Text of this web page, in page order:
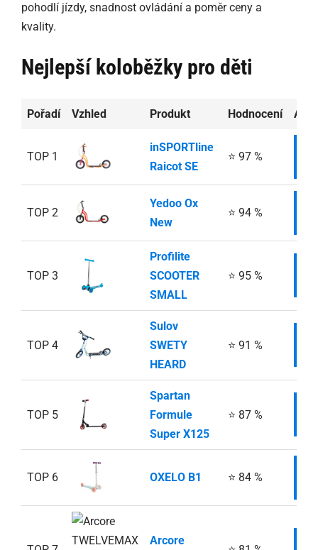
pohodlí jízdy, snadnost ovládání a poměr ceny a
kvality.
Nejlepší koloběžky pro děti
Pořadí Vzhled Produkt Hodnocení
TOP 1
inSPORTline
Raicot SE
⭐ 97 %
TOP 2
Yedoo Ox
New
⭐ 94 %
TOP 3
Profilite
SCOOTER
SMALL
⭐ 95 %
TOP 4
Sulov
SWETY
HEARD
⭐ 91 %
TOP 5
Spartan
Formule
Super X125
⭐ 87 %
TOP 6 OXELO B1 ⭐ 84 %
Arcore